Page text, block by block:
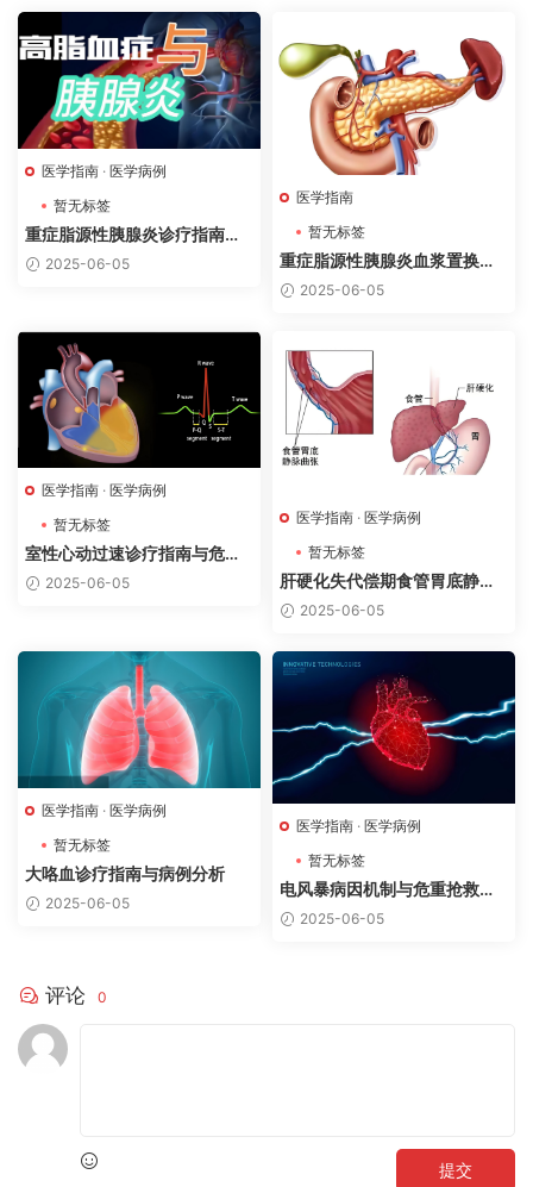
医学指南 · 医学病例
暂无标签
重症脂源性胰腺炎诊疗指南与
抢救病例分析
2025-06-05
医学指南
暂无标签
重症脂源性胰腺炎血浆置换指
征指南（2025）
2025-06-05
医学指南 · 医学病例
暂无标签
室性心动过速诊疗指南与危重
抢救病例分析
2025-06-05
医学指南 · 医学病例
暂无标签
肝硬化失代偿期食管胃底静脉
曲张破裂出血诊疗指南与病例
2025-06-05
医学指南 · 医学病例
暂无标签
大咯血诊疗指南与病例分析
2025-06-05
医学指南 · 医学病例
暂无标签
电风暴病因机制与危重抢救病
例分析
2025-06-05
评论 0
提交